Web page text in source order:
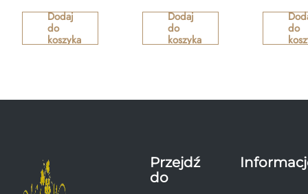
Dodaj
do
koszyka
Dodaj
do
koszyka
do
Przejdź
do